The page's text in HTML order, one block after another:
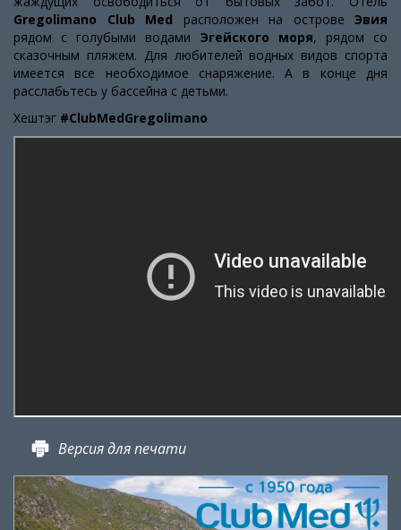
Gregolimano Club Med расположен на острове Эвия
рядом с голубыми водами Эгейского моря, рядом со
сказочным пляжем. Для любителей водных видов спорта
имеется все необходимое снаряжение. А в конце дня
расслабьтесь у бассейна с детьми.
Хештэг #ClubMedGregolimano
Версия для печати